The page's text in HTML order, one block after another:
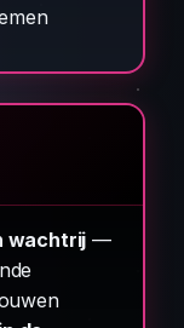
wachtrij —